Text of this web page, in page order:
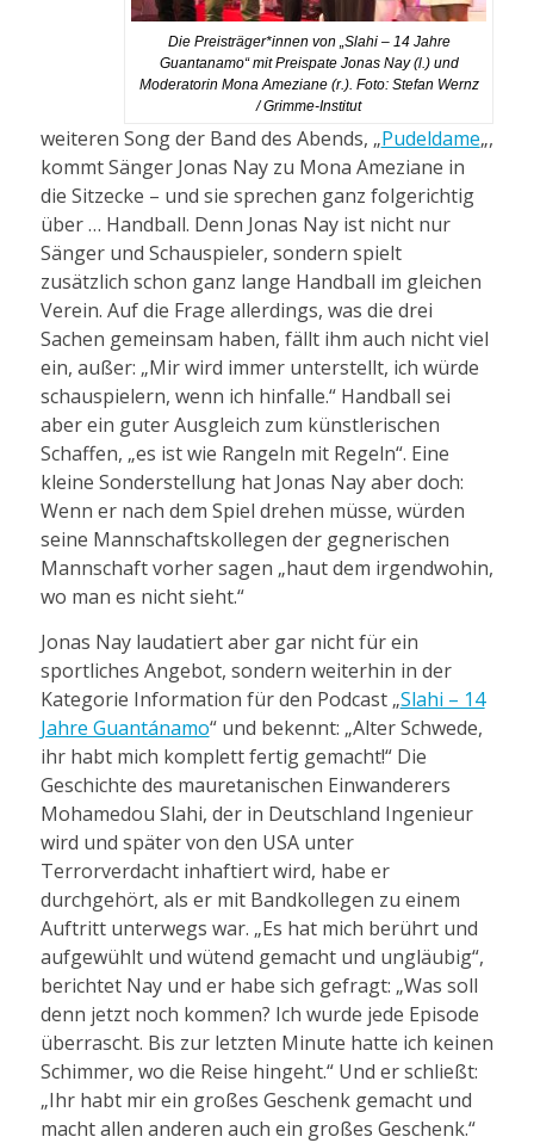
Die Preisträger*innen von „Slahi – 14 Jahre
Guantanamo“ mit Preispate Jonas Nay (l.) und
Moderatorin Mona Ameziane (r.). Foto: Stefan Wernz
/ Grimme-Institut
weiteren Song der Band des Abends, „Pudeldame„,
kommt Sänger Jonas Nay zu Mona Ameziane in
die Sitzecke – und sie sprechen ganz folgerichtig
über … Handball. Denn Jonas Nay ist nicht nur
Sänger und Schauspieler, sondern spielt
zusätzlich schon ganz lange Handball im gleichen
Verein. Auf die Frage allerdings, was die drei
Sachen gemeinsam haben, fällt ihm auch nicht viel
ein, außer: „Mir wird immer unterstellt, ich würde
schauspielern, wenn ich hinfalle.“ Handball sei
aber ein guter Ausgleich zum künstlerischen
Schaffen, „es ist wie Rangeln mit Regeln“. Eine
kleine Sonderstellung hat Jonas Nay aber doch:
Wenn er nach dem Spiel drehen müsse, würden
seine Mannschaftskollegen der gegnerischen
Mannschaft vorher sagen „haut dem irgendwohin,
wo man es nicht sieht.“
Jonas Nay laudatiert aber gar nicht für ein
sportliches Angebot, sondern weiterhin in der
Kategorie Information für den Podcast „Slahi – 14
Jahre Guantánamo“ und bekennt: „Alter Schwede,
ihr habt mich komplett fertig gemacht!“ Die
Geschichte des mauretanischen Einwanderers
Mohamedou Slahi, der in Deutschland Ingenieur
wird und später von den USA unter
Terrorverdacht inhaftiert wird, habe er
durchgehört, als er mit Bandkollegen zu einem
Auftritt unterwegs war. „Es hat mich berührt und
aufgewühlt und wütend gemacht und ungläubig“,
berichtet Nay und er habe sich gefragt: „Was soll
denn jetzt noch kommen? Ich wurde jede Episode
überrascht. Bis zur letzten Minute hatte ich keinen
Schimmer, wo die Reise hingeht.“ Und er schließt:
„Ihr habt mir ein großes Geschenk gemacht und
macht allen anderen auch ein großes Geschenk.“